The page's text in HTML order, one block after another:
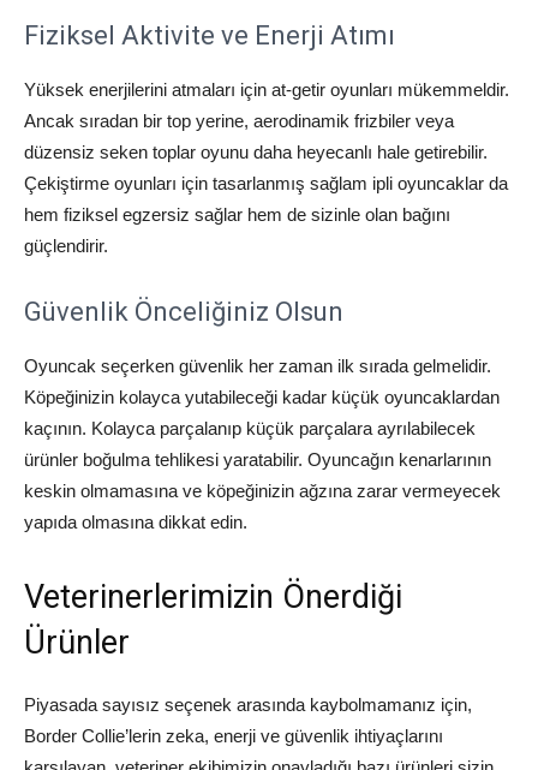
Fiziksel Aktivite ve Enerji Atımı
Yüksek enerjilerini atmaları için at-getir oyunları mükemmeldir.
Ancak sıradan bir top yerine, aerodinamik frizbiler veya
düzensiz seken toplar oyunu daha heyecanlı hale getirebilir.
Çekiştirme oyunları için tasarlanmış sağlam ipli oyuncaklar da
hem fiziksel egzersiz sağlar hem de sizinle olan bağını
güçlendirir.
Güvenlik Önceliğiniz Olsun
Oyuncak seçerken güvenlik her zaman ilk sırada gelmelidir.
Köpeğinizin kolayca yutabileceği kadar küçük oyuncaklardan
kaçının. Kolayca parçalanıp küçük parçalara ayrılabilecek
ürünler boğulma tehlikesi yaratabilir. Oyuncağın kenarlarının
keskin olmamasına ve köpeğinizin ağzına zarar vermeyecek
yapıda olmasına dikkat edin.
Veterinerlerimizin Önerdiği
Ürünler
Piyasada sayısız seçenek arasında kaybolmamanız için,
Border Collie’lerin zeka, enerji ve güvenlik ihtiyaçlarını